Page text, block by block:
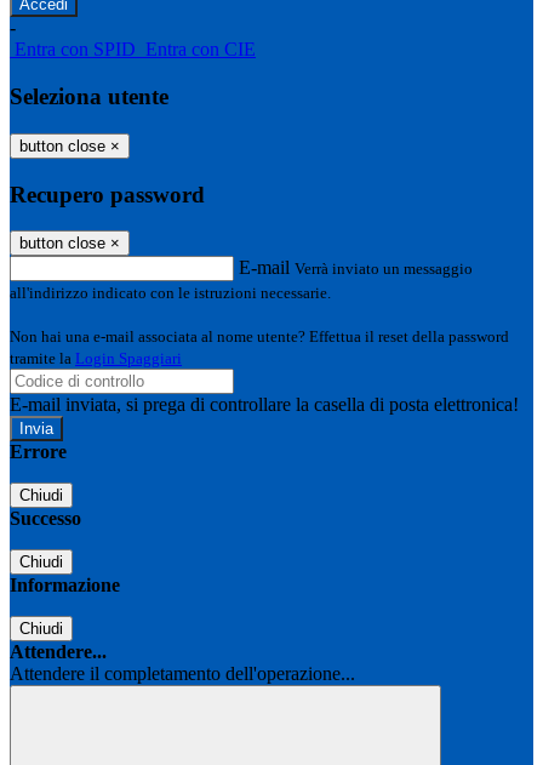
-
Entra con SPID Entra con CIE
Seleziona utente
button close ×
Recupero password
button close ×
E-mail Verrà inviato un messaggio
all'indirizzo indicato con le istruzioni necessarie.
Non hai una e-mail associata al nome utente? Effettua il reset della password
tramite la Login Spaggiari
E-mail inviata, si prega di controllare la casella di posta elettronica!
Errore
Chiudi
Successo
Chiudi
Informazione
Chiudi
Attendere...
Attendere il completamento dell'operazione...